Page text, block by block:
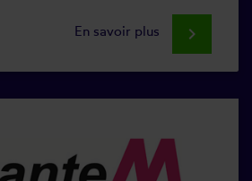
En savoir plus keyboard_arrow_right